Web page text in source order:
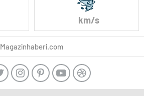
km/s
Magazinhaberi.com